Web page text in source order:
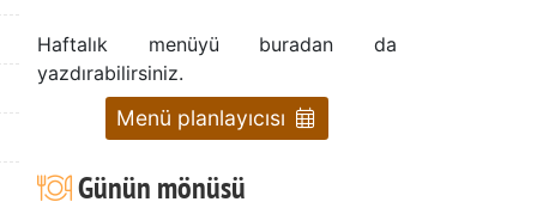
Haftalık menüyü buradan da
yazdırabilirsiniz.
Menü planlayıcısı
Günün mönüsü